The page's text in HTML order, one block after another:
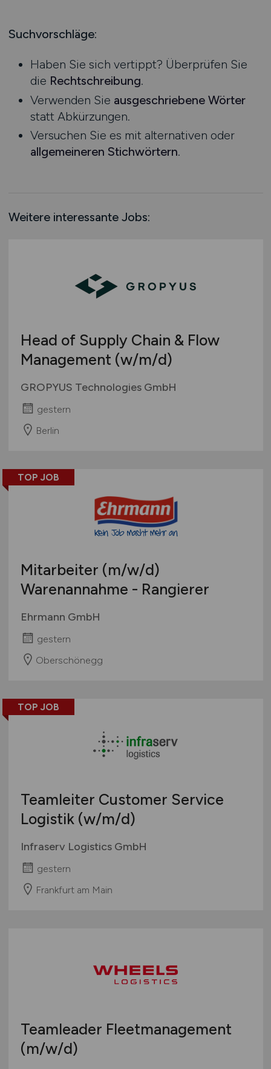
Schienen- / Straßen- / Luft- / Seefracht
Supply Chain Management
Vertrieb / Verkauf / Handel
Zoll / Behörden
Sonstige
Mecklenburg-Vorpommern
Nordrhein-Westfalen
Rheinland-Pfalz
Saarland
Sachsen
Sachsen-Anhalt
Schleswig-Holstein
Schweiz
Suchvorschläge:
Haben Sie sich vertippt? Überprüfen Sie
die Rechtschreibung.
Verwenden Sie ausgeschriebene Wörter
statt Abkürzungen.
Versuchen Sie es mit alternativen oder
allgemeineren Stichwörtern.
Weitere interessante Jobs:
Head of Supply Chain & Flow
Management (w/m/d)
GROPYUS Technologies GmbH
gestern
Berlin
TOP JOB
Mitarbeiter (m/w/d)
Warenannahme - Rangierer
Ehrmann GmbH
gestern
Oberschönegg
TOP JOB
Teamleiter Customer Service
Logistik (w/m/d)
Infraserv Logistics GmbH
gestern
Frankfurt am Main
Teamleader Fleetmanagement
(m/w/d)